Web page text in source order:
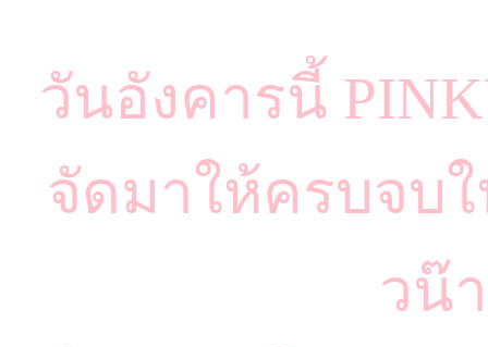
วันอังคารนี้
จัดมาให้ครบจบ
วน๊